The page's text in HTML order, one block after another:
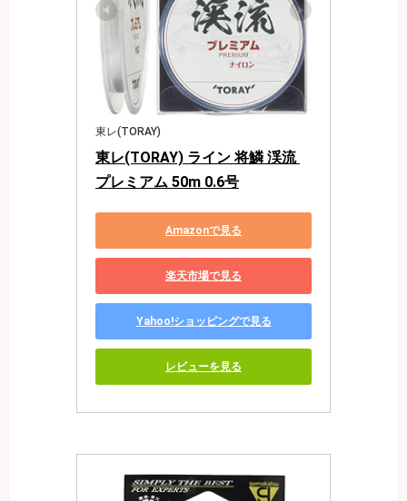
東レ(TORAY)
東レ(TORAY) ライン 将鱗 渓流
プレミアム 50m 0.6号
Amazonで見る
楽天市場で見る
Yahoo!ショッピングで見る
レビューを見る